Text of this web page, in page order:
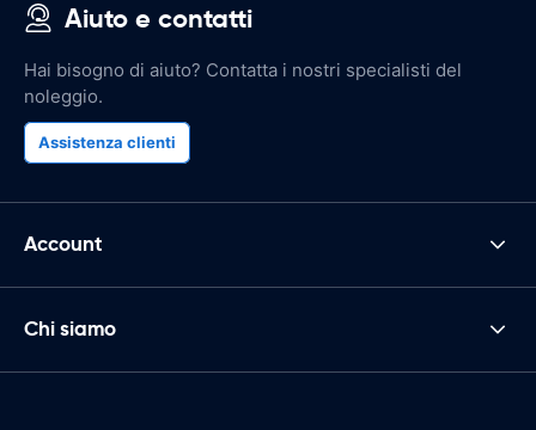
Aiuto e contatti
Hai bisogno di aiuto? Contatta i nostri specialisti del
noleggio.
Assistenza clienti
Account
Chi siamo